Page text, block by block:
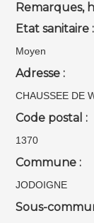
Remarques,
Etat sanitaire :
Moyen
Adresse :
CHAUSSEE DE
Code postal :
1370
Commune :
JODOIGNE
Sous-